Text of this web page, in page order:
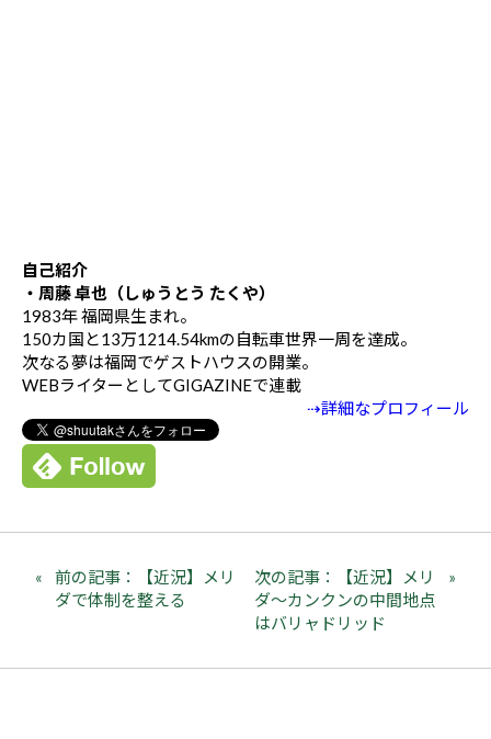
自己紹介
・周藤 卓也（しゅうとう たくや）
1983年 福岡県生まれ。
150カ国と13万1214.54kmの自転車世界一周を達成。
次なる夢は福岡でゲストハウスの開業。
WEBライターとしてGIGAZINEで連載
⇢詳細なプロフィール
前の記事：【近況】メリ
ダで体制を整える
次の記事：【近況】メリ
ダ～カンクンの中間地点
はバリャドリッド